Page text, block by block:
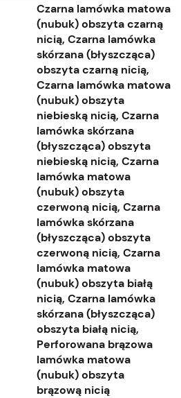
Czarna lamówka matowa
(nubuk) obszyta czarną
nicią, Czarna lamówka
skórzana (błyszcząca)
obszyta czarną nicią,
Czarna lamówka matowa
(nubuk) obszyta
niebieską nicią, Czarna
lamówka skórzana
(błyszcząca) obszyta
niebieską nicią, Czarna
lamówka matowa
(nubuk) obszyta
czerwoną nicią, Czarna
lamówka skórzana
(błyszcząca) obszyta
czerwoną nicią, Czarna
lamówka matowa
(nubuk) obszyta białą
nicią, Czarna lamówka
skórzana (błyszcząca)
obszyta białą nicią,
Perforowana brązowa
lamówka matowa
(nubuk) obszyta
brązową nicią